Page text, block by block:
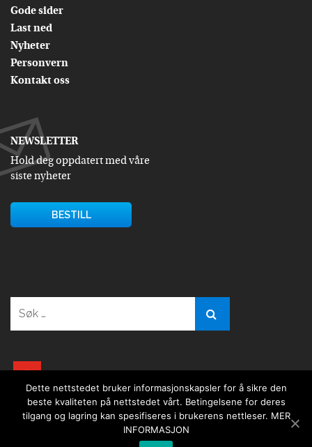
Gode sider
Last ned
Nyheter
Personvern
Kontakt oss
NEWSLETTER
Hold deg oppdatert med våre
siste nyheter
BESTILL
youtube
Dette nettstedet bruker informasjonskapsler for å sikre den
beste kvaliteten på nettstedet vårt. Betingelsene for deres
tilgang og lagring kan spesifiseres i brukerens nettleser. MER
INFORMASJON